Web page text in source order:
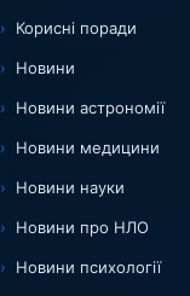
Корисні поради
Новини
Новини астрономії
Новини медицини
Новини науки
Новини про НЛО
Новини психології